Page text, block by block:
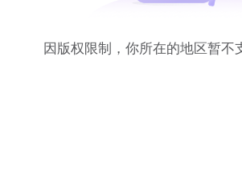
因版权限制，你所在的地区暂不